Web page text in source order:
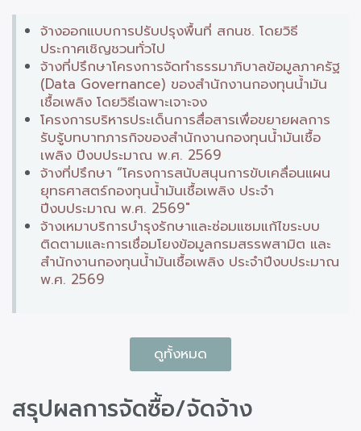
จ้างออกแบบการปรับปรุงพื้นที่ สกนช. โดยวิธี
ประกาศเชิญชวนทั่วไป
จ้างที่ปรึกษาโครงการจัดทำธรรมาภิบาลข้อมูลภาครัฐ
(Data Governance) ของสำนักงานกองทุนน้ำมัน
เชื้อเพลิง โดยวิธีเฉพาะเจาะจง
โครงการบริหารประเด็นการสื่อสารเพื่อขยายผลการ
รับรู้บทบาทภารกิจของสำนักงานกองทุนน้ำมันเชื้อ
เพลิง ปีงบประมาณ พ.ศ. 2569
จ้างที่ปรึกษา “โครงการสนับสนุนการขับเคลื่อนแผน
ยุทธศาสตร์กองทุนน้ำมันเชื้อเพลิง ประจำ
ปีงบประมาณ พ.ศ. 2569"
จ้างเหมาบริการบำรุงรักษาและซ่อมแซมแก้ไขระบบ
ติดตามและการเชื่อมโยงข้อมูลกรมสรรพสามิต และ
สำนักงานกองทุนน้ำมันเชื้อเพลิง ประจำปีงบประมาณ
พ.ศ. 2569
ดูทั้งหมด
สรุปผลการจัดซื้อ/จัดจ้าง